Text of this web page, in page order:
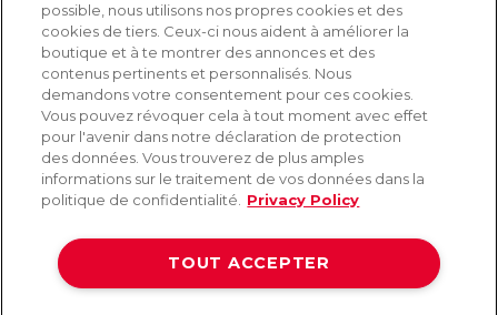
Livraison rapide et gratuite
Retours & remboursements
Paiement sécurisé
AIDE
Contact
Livraison et expédition
Foire aux questions
Protection des données
possible, nous utilisons nos propres cookies et des
cookies de tiers. Ceux-ci nous aident à améliorer la
boutique et à te montrer des annonces et des
contenus pertinents et personnalisés. Nous
demandons votre consentement pour ces cookies.
Vous pouvez révoquer cela à tout moment avec effet
pour l'avenir dans notre déclaration de protection
des données. Vous trouverez de plus amples
informations sur le traitement de vos données dans la
politique de confidentialité.
Privacy Policy
TOUT ACCEPTER